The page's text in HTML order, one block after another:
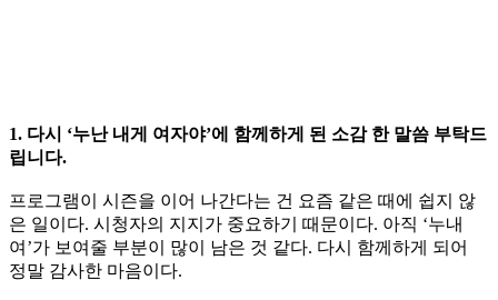
1. 다시 ‘누난 내게 여자야’에 함께하게 된 소감 한 말씀 부탁드
립니다.
프로그램이 시즌을 이어 나간다는 건 요즘 같은 때에 쉽지 않
은 일이다. 시청자의 지지가 중요하기 때문이다. 아직 ‘누내
여’가 보여줄 부분이 많이 남은 것 같다. 다시 함께하게 되어
정말 감사한 마음이다.